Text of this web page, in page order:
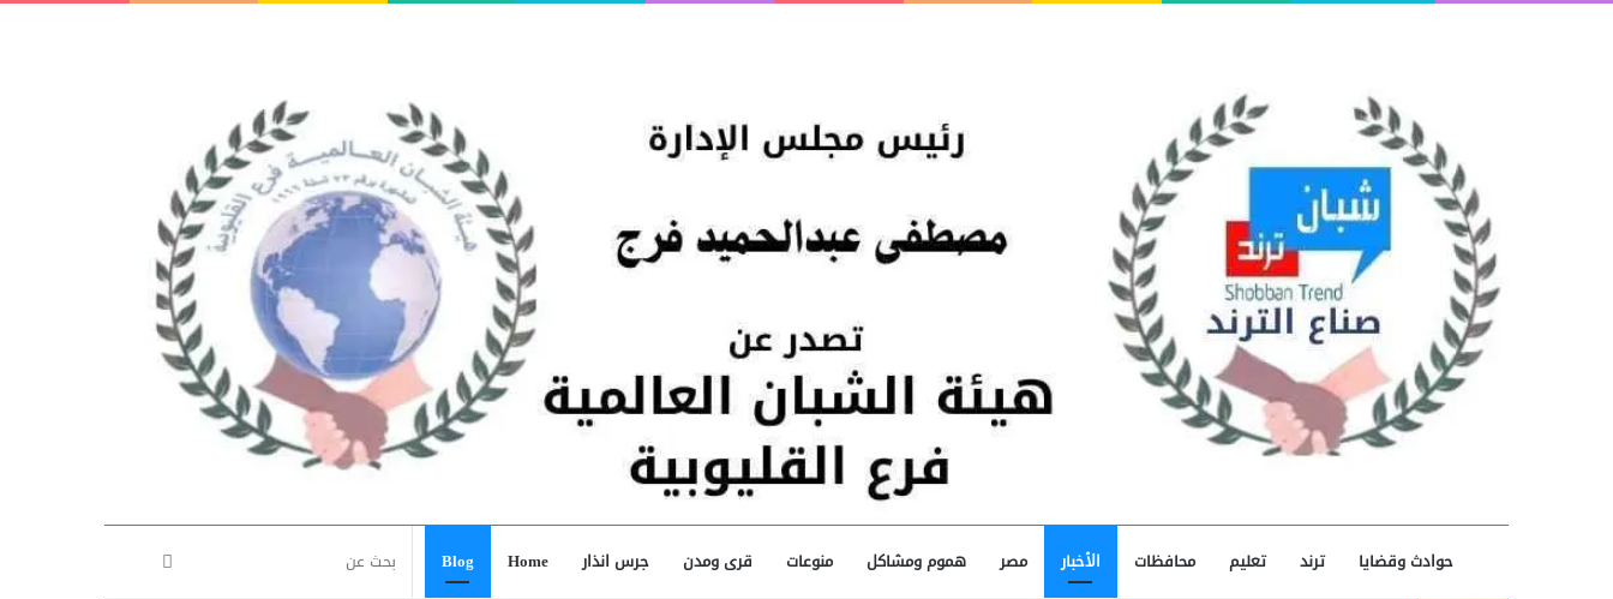
حوادث وقضايا ترند تعليم محافظات الأخبار مصر هموم ومشاكل منوعات قرى ومدن جرس انذار Home
Blog